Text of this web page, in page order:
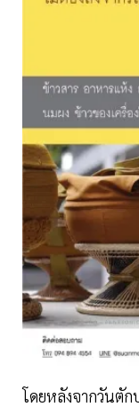
โดยหลังจากวันตัก